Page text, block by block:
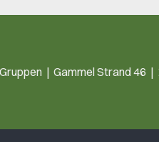
| Gammel Strand 46